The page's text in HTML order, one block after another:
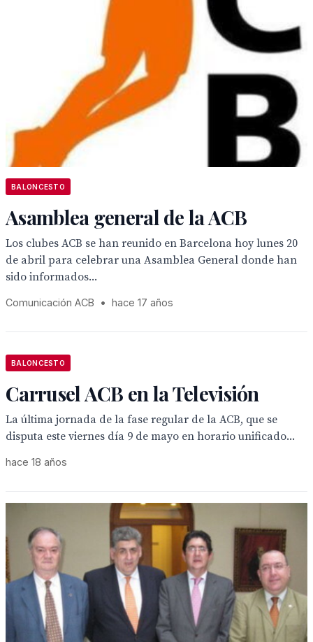
BALONCESTO
Asamblea general de la ACB
Los clubes ACB se han reunido en Barcelona hoy lunes 20
de abril para celebrar una Asamblea General donde han
sido informados...
Comunicación ACB • hace 17 años
BALONCESTO
Carrusel ACB en la Televisión
La última jornada de la fase regular de la ACB, que se
disputa este viernes día 9 de mayo en horario unificado...
hace 18 años